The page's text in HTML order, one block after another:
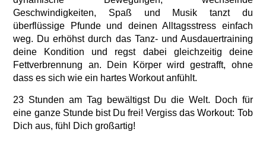
Geschwindigkeiten, Spaß und Musik tanzt du
überflüssige Pfunde und deinen Alltagsstress einfach
weg. Du erhöhst durch das Tanz- und Ausdauertraining
deine Kondition und regst dabei gleichzeitig deine
Fettverbrennung an. Dein Körper wird gestrafft, ohne
dass es sich wie ein hartes Workout anfühlt.
23 Stunden am Tag bewältigst Du die Welt. Doch für
eine ganze Stunde bist Du frei! Vergiss das Workout: Tob
Dich aus, fühl Dich großartig!